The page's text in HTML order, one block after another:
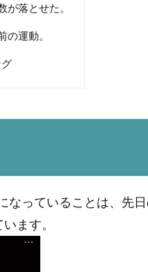
が落とせた。
の運動。
なっていることは、先
ます。